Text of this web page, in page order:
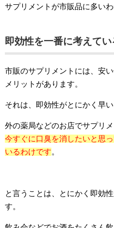
サプリメントが市販品に多いわ
即効性を一番に考えてい
市販のサプリメントには、安
メリットがあります。
それは、即効性がとにかく早
外の薬局などのお店でサプリ
今すぐに口臭を消したいと思
いるわけです。
と言うことは、とにかく即効
す。